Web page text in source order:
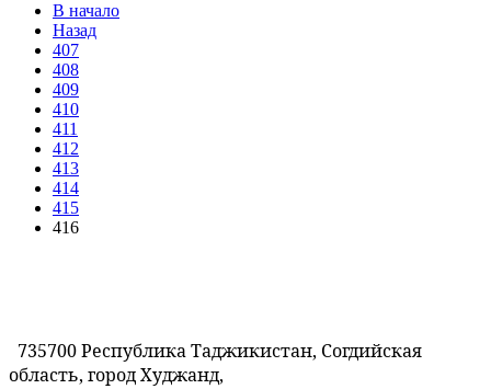
В начало
Назад
407
408
409
410
411
412
413
414
415
416
735700 Республика Таджикистан, Согдийская
область, город Худжанд,